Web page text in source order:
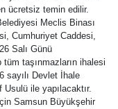
ücretsiz temin edilir.
Meclis Binası
Cumhuriyet Caddesi,
Salı Günü
taşınmazların ihalesi
sayılı Devlet İhale
Usulü ile yapılacaktır.
Samsun Büyükşehir